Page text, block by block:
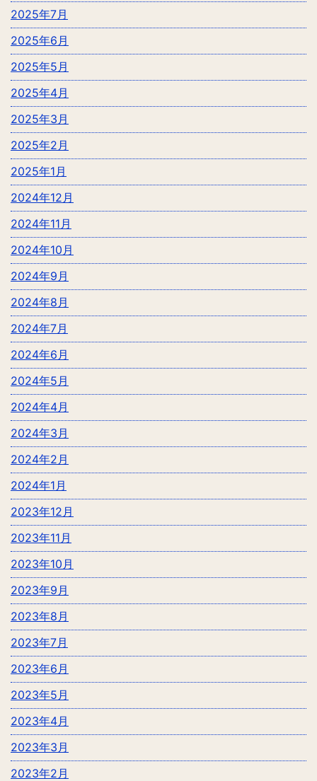
2025年7月
2025年6月
2025年5月
2025年4月
2025年3月
2025年2月
2025年1月
2024年12月
2024年11月
2024年10月
2024年9月
2024年8月
2024年7月
2024年6月
2024年5月
2024年4月
2024年3月
2024年2月
2024年1月
2023年12月
2023年11月
2023年10月
2023年9月
2023年8月
2023年7月
2023年6月
2023年5月
2023年4月
2023年3月
2023年2月